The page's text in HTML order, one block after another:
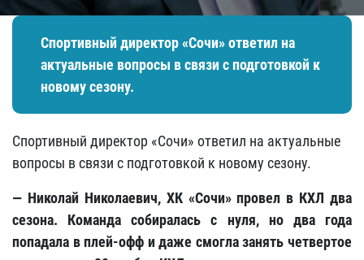
Спортивный директор «Сочи» ответил на
актуальные вопросы в связи с подготовкой к
новому сезону.
Спортивный директор «Сочи» ответил на актуальные
вопросы в связи с подготовкой к новому сезону.
— Николай Николаевич, ХК «Сочи» провел в КХЛ два
сезона. Команда собиралась с нуля, но два года
попадала в плей-офф и даже смогла занять четвертое